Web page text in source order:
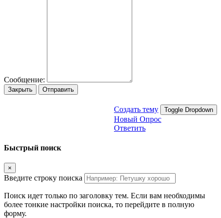
Сообщение:
Закрыть Отправить
Создать тему Toggle Dropdown
Новый Опрос
Ответить
Быстрый поиск
×
Введите строку поиска
Поиск идет только по заголовку тем. Если вам необходимы
более тонкие настройки поиска, то перейдите в полную
форму.